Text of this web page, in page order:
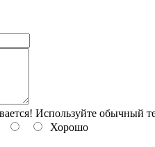
Используйте обычный
Хорошо